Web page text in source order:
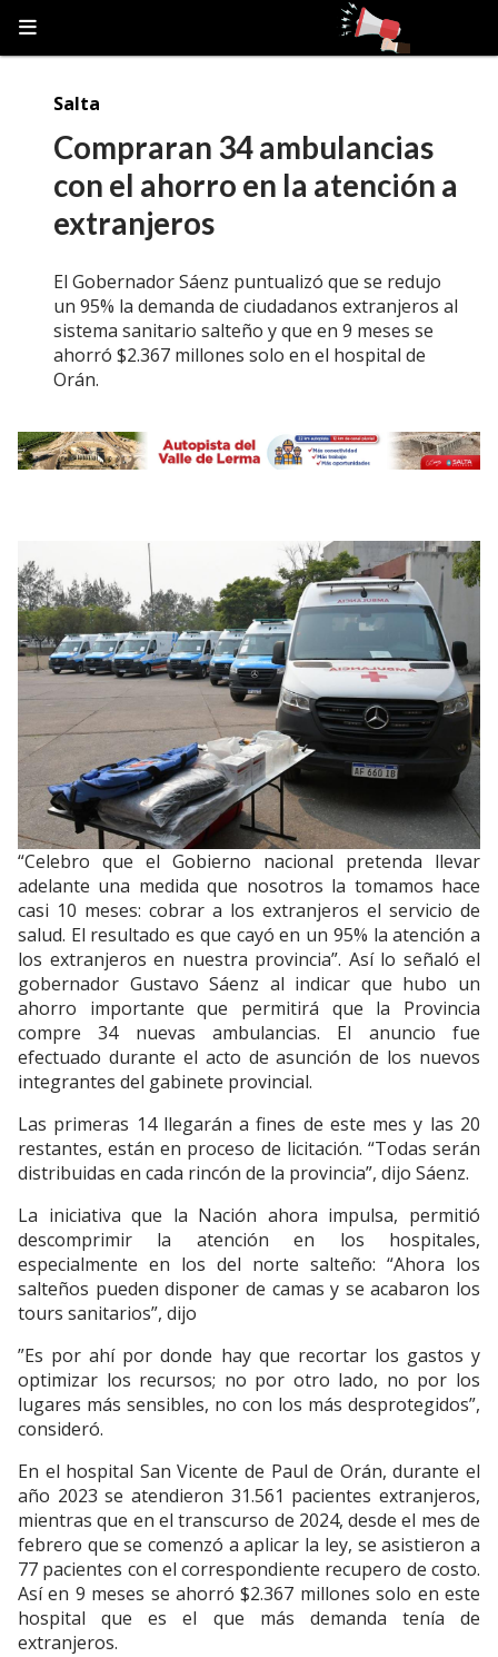
Compraran 34 ambulancias
con el ahorro en la atención a
extranjeros
El Gobernador Sáenz puntualizó que se redujo
un 95% la demanda de ciudadanos extranjeros al
sistema sanitario salteño y que en 9 meses se
ahorró $2.367 millones solo en el hospital de
Orán.
Salta
“Celebro que el Gobierno nacional pretenda llevar
adelante una medida que nosotros la tomamos hace
casi 10 meses: cobrar a los extranjeros el servicio de
salud. El resultado es que cayó en un 95% la atención a
los extranjeros en nuestra provincia”. Así lo señaló el
gobernador Gustavo Sáenz al indicar que hubo un
ahorro importante que permitirá que la Provincia
compre 34 nuevas ambulancias. El anuncio fue
efectuado durante el acto de asunción de los nuevos
integrantes del gabinete provincial.
Las primeras 14 llegarán a fines de este mes y las 20
restantes, están en proceso de licitación. “Todas serán
distribuidas en cada rincón de la provincia”, dijo Sáenz.
La iniciativa que la Nación ahora impulsa, permitió
descomprimir la atención en los hospitales,
especialmente en los del norte salteño: “Ahora los
salteños pueden disponer de camas y se acabaron los
tours sanitarios”, dijo
”Es por ahí por donde hay que recortar los gastos y
optimizar los recursos; no por otro lado, no por los
lugares más sensibles, no con los más desprotegidos”,
consideró.
En el hospital San Vicente de Paul de Orán, durante el
año 2023 se atendieron 31.561 pacientes extranjeros,
mientras que en el transcurso de 2024, desde el mes de
febrero que se comenzó a aplicar la ley, se asistieron a
77 pacientes con el correspondiente recupero de costo.
Así en 9 meses se ahorró $2.367 millones solo en este
hospital que es el que más demanda tenía de
extranjeros.